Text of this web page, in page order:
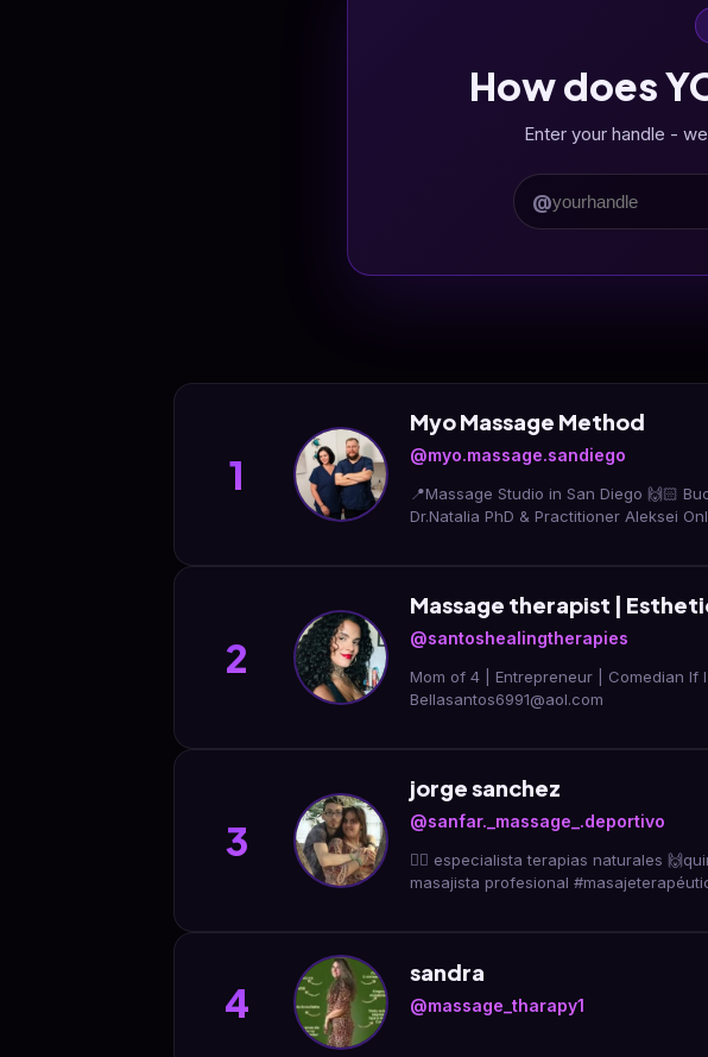
How does
Enter your handle -
@
1
Myo Massage Method
@myo.massage.sandiego
📍Massage Studio in San Diego 🙌🏻
Dr.Natalia PhD & Practitioner Aleksei
2
Massage therapist |
@santoshealingtherapies
Mom of 4 | Entrepreneur | Comedian If
Bellasantos6991@aol.com
3
jorge sanchez
@sanfar._massage_.deportivo
💆‍♂️ especialista terapias naturales 🙌quiromasajista 🦵masaje deportivo 🏆campeonatos internacional
masajista profesional
4
sandra
@massage_tharapy1